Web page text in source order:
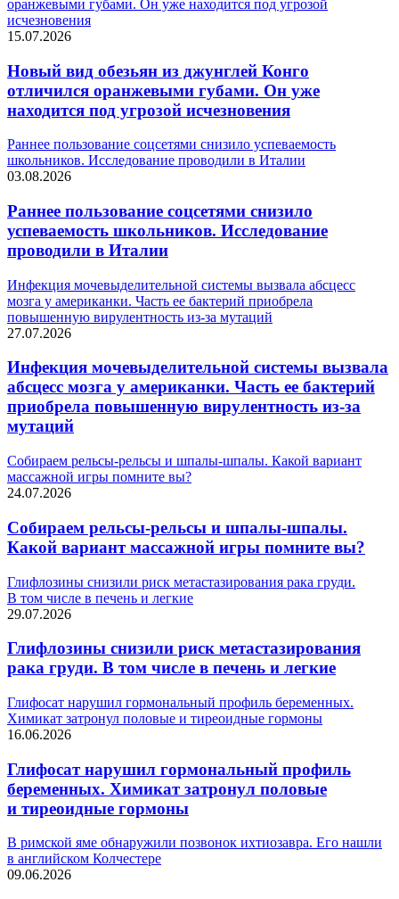
оранжевыми губами. Он уже находится под угрозой
исчезновения
15.07.2026
Новый вид обезьян из джунглей Конго
отличился оранжевыми губами. Он уже
находится под угрозой исчезновения
Раннее пользование соцсетями снизило успеваемость
школьников. Исследование проводили в Италии
03.08.2026
Раннее пользование соцсетями снизило
успеваемость школьников. Исследование
проводили в Италии
Инфекция мочевыделительной системы вызвала абсцесс
мозга у американки. Часть ее бактерий приобрела
повышенную вирулентность из-за мутаций
27.07.2026
Инфекция мочевыделительной системы вызвала
абсцесс мозга у американки. Часть ее бактерий
приобрела повышенную вирулентность из-за
мутаций
Собираем рельсы-рельсы и шпалы-шпалы. Какой вариант
массажной игры помните вы?
24.07.2026
Собираем рельсы-рельсы и шпалы-шпалы.
Какой вариант массажной игры помните вы?
Глифлозины снизили риск метастазирования рака груди.
В том числе в печень и легкие
29.07.2026
Глифлозины снизили риск метастазирования
рака груди. В том числе в печень и легкие
Глифосат нарушил гормональный профиль беременных.
Химикат затронул половые и тиреоидные гормоны
16.06.2026
Глифосат нарушил гормональный профиль
беременных. Химикат затронул половые
и тиреоидные гормоны
В римской яме обнаружили позвонок ихтиозавра. Его нашли
в английском Колчестере
09.06.2026